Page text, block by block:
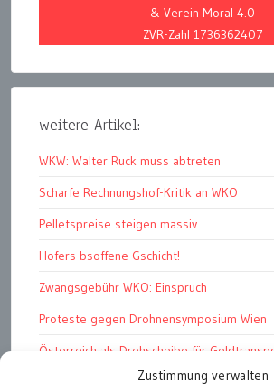
Zustimmung verwalten
& Verein Moral 4.0
ZVR-Zahl 1736362407
weitere Artikel:
WKW: Walter Ruck muss abtreten
Scharfe Rechnungshof-Kritik an WKO
Pelletspreise steigen massiv
Hofers bsoffene Gschicht!
Zwangsgebühr WKO: Einspruch
Proteste gegen Drohnensymposium Wien
Österreich als Drehscheibe für
Financial Stability Report der OeNB 2026